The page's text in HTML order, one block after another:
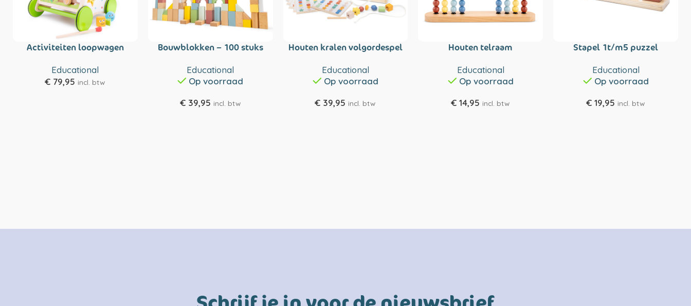
Activiteiten loopwagen
Educational
€ 79,95 incl. btw
Bouwblokken – 100 stuks
Educational
Op voorraad
€39,95 incl. btw
Houten kralen volgordespel
Educational
Op voorraad
€ 39,95 incl. btw
Houten telraam
Educational
Op voorraad
€ 14,95 incl. btw
Stapel 1t/m5 puzzel
Educational
Op voorraad
€ 19,95 incl. btw